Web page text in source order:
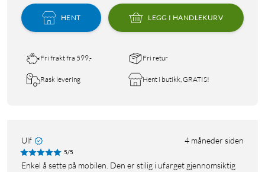
HENT LEGG I HANDLEKURV
Fri frakt fra 599,- Fri retur
Rask levering Hent i butikk, GRATIS!
Ulf 4 måneder siden
5/5
Enkel å sette på mobilen. Den er stilig i ufarget gjennomsiktig